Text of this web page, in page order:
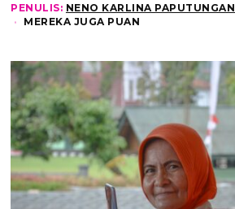
PENULIS: NENO KARLINA PAPUTUNGAN
MEREKA JUGA PUAN